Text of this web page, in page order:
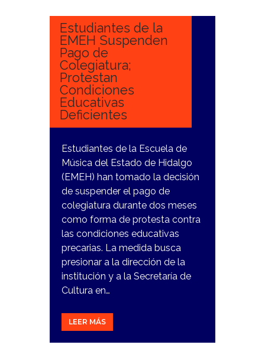
Estudiantes de la
EMEH Suspenden
Pago de
Colegiatura;
Protestan
Condiciones
Educativas
Deficientes
Estudiantes de la Escuela de
Música del Estado de Hidalgo
(EMEH) han tomado la decisión
de suspender el pago de
colegiatura durante dos meses
como forma de protesta contra
las condiciones educativas
precarias. La medida busca
presionar a la dirección de la
institución y a la Secretaría de
Cultura en…
LEER MÁS
18